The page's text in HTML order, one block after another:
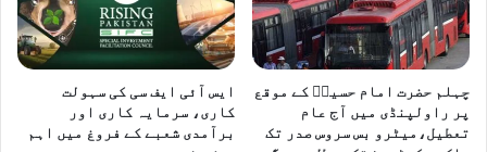
چہلم حضرت امام حسینؓ کے موقع
پر راولپنڈی میں آج عام
تعطیل،میٹرو بس سروس صدر تک
ایس آئی ایف سی کی سہولت
کاری، سرمایہ کاری اور
برآمدی شعبے کے فروغ میں اہم